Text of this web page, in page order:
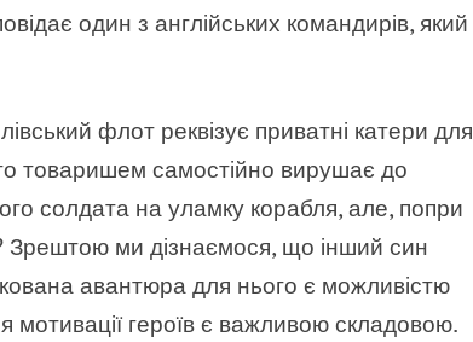
один з англійських командирів, який
флот реквізує приватні катери для
товаришем самостійно вирушає до
солдата на уламку корабля, але, попри
Зрештою ми дізнаємося, що інший син
авантюра для нього є можливістю
мотивації героїв є важливою складовою.